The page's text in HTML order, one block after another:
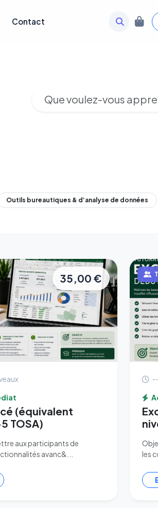
Contact
Outils bureautiques & d’analyse de données
(équivalent
TOSA)
aux participants de
avanc&...
35,00 €
les